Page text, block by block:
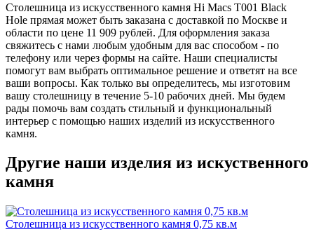
Столешница из искусственного камня Hi Macs T001 Black
Hole прямая может быть заказана с доставкой по Москве и
области по цене 11 909 рублей. Для оформления заказа
свяжитесь с нами любым удобным для вас способом - по
телефону или через формы на сайте. Наши специалисты
помогут вам выбрать оптимальное решение и ответят на все
ваши вопросы. Как только вы определитесь, мы изготовим
вашу столешницу в течение 5-10 рабочих дней. Мы будем
рады помочь вам создать стильный и функциональный
интерьер с помощью наших изделий из искусственного
камня.
Другие наши изделия из искуственного
камня
Столешница из искусственного камня 0,75 кв.м